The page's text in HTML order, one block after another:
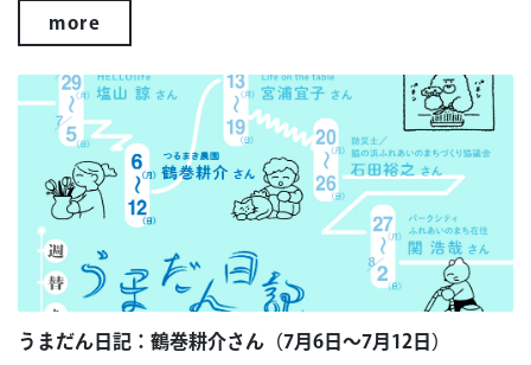
more
うまだん日記：鶴巻耕介さん（7月6日～7月12日）